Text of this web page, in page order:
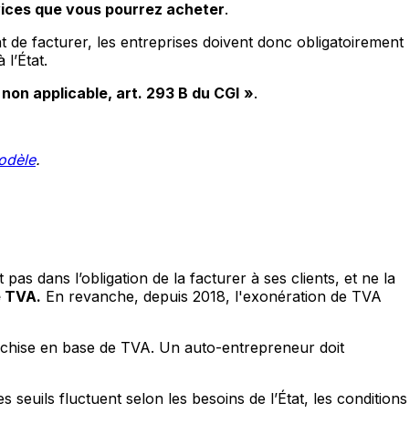
que vous pourrez acheter.
de facturer, les entreprises doivent donc obligatoirement
applicable, art. 293 B du CGI ».
.
pas dans l’obligation de la facturer à ses clients, et ne la
TVA. En revanche, depuis 2018, l'exonération de TVA
en base de TVA. Un auto-entrepreneur doit
seuils fluctuent selon les besoins de l’État, les conditions